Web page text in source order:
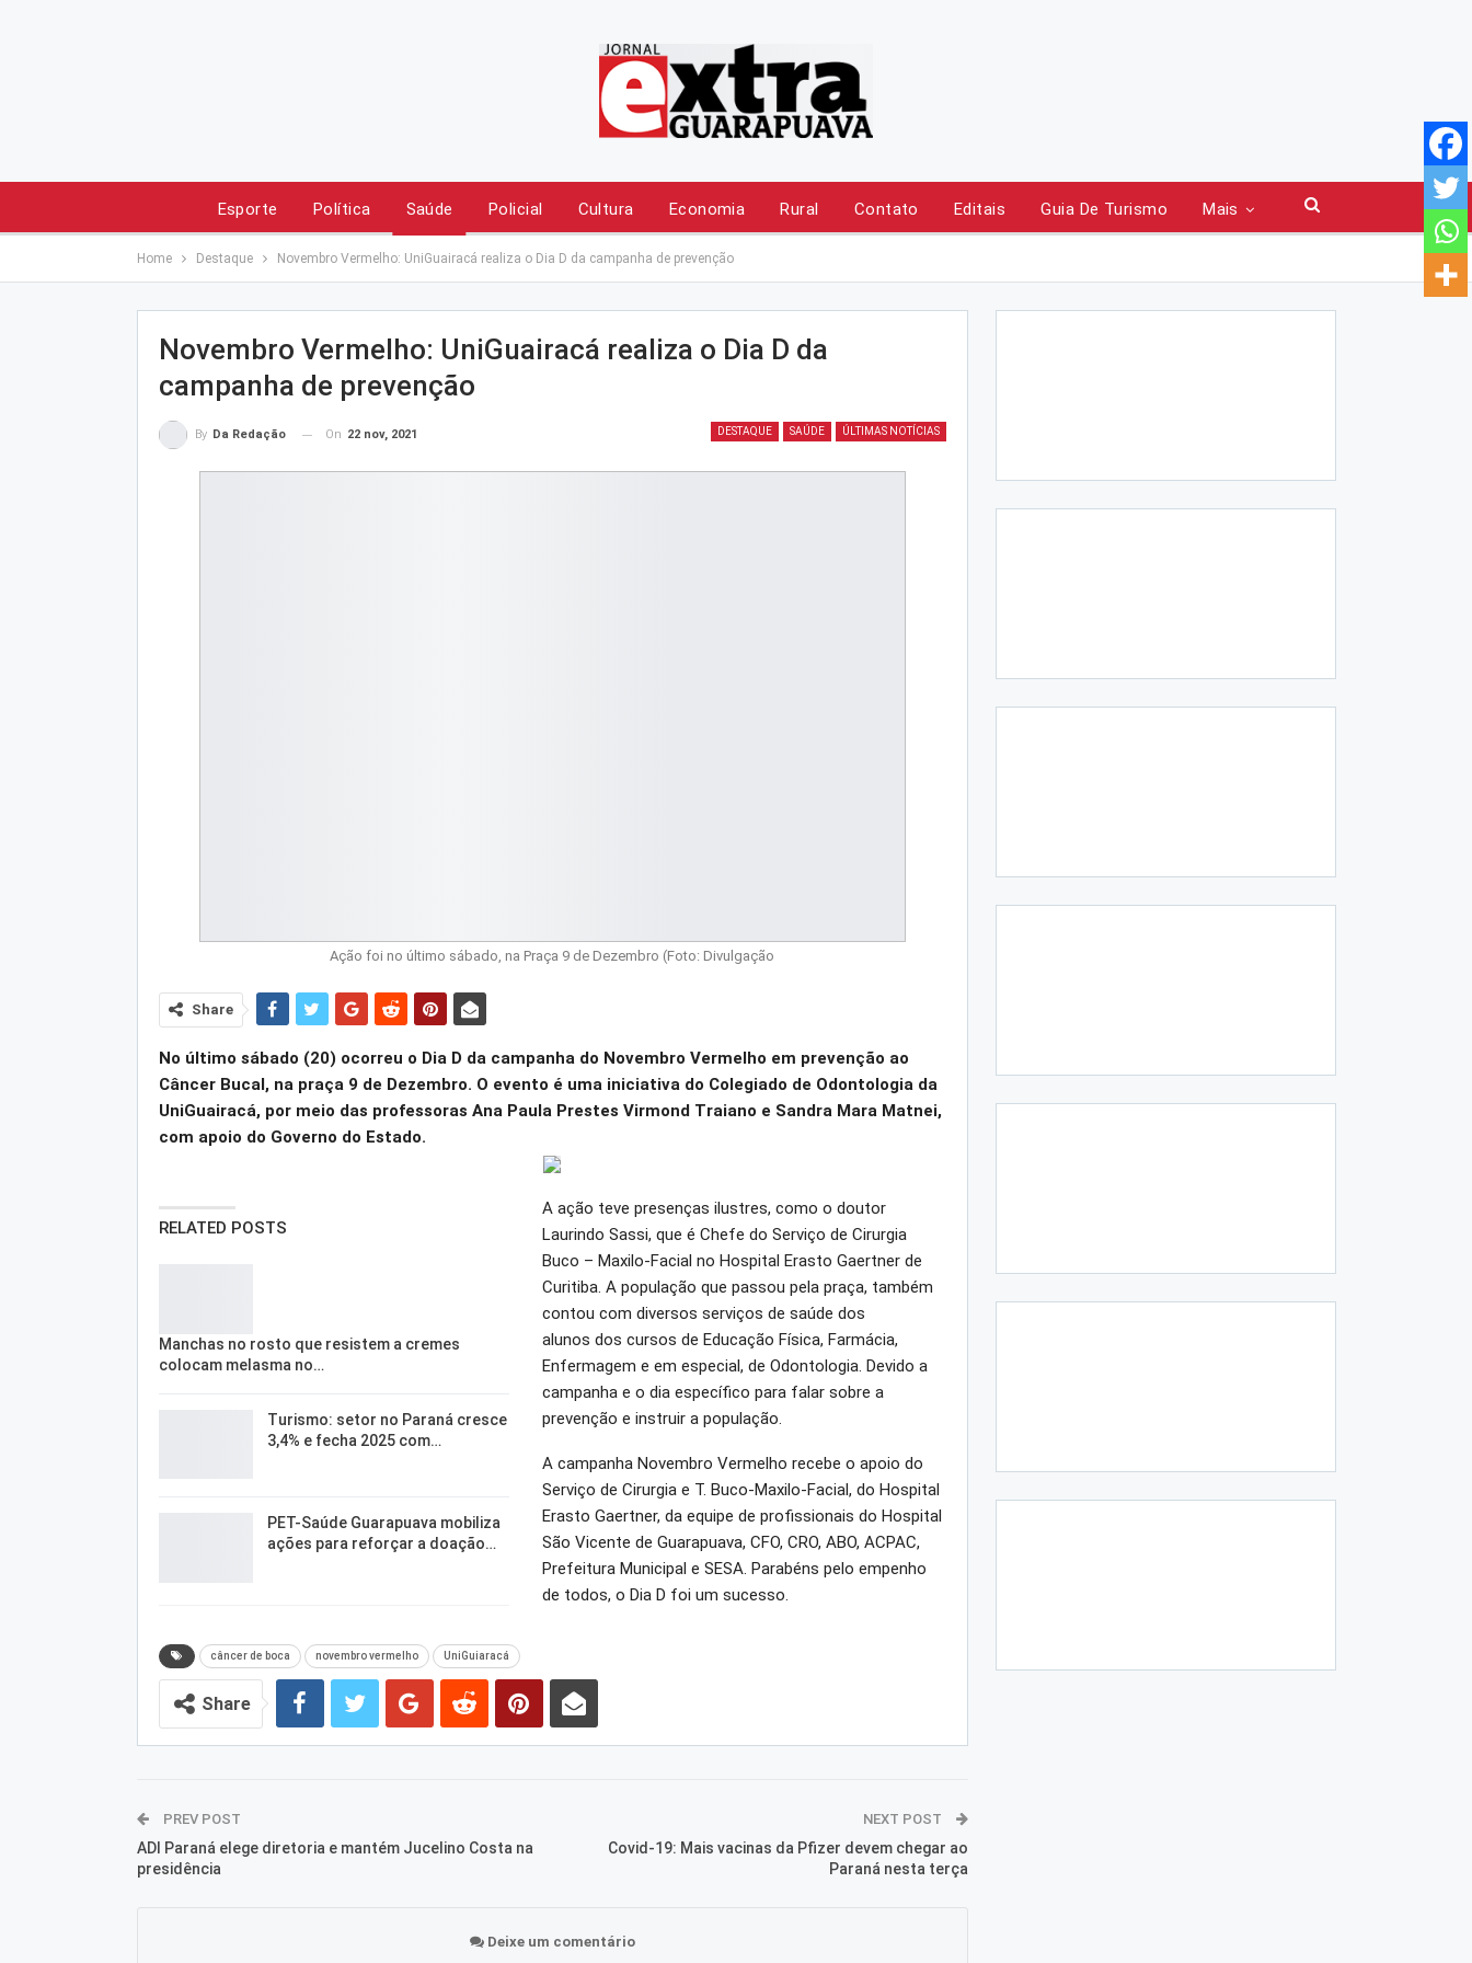
Esporte Política Saúde Policial Cultura Economia Rural Contato Editais Guia De Turismo Mais
Home Destaque Novembro Vermelho: UniGuairacá realiza o Dia D da campanha de prevenção
Novembro Vermelho: UniGuairacá realiza o Dia D da
campanha de prevenção
DESTAQUE SAÚDE ÚLTIMAS NOTÍCIAS
By Da Redação On 22 nov, 2021
Ação foi no último sábado, na Praça 9 de Dezembro (Foto: Divulgação
Share
No último sábado (20) ocorreu o Dia D da campanha do Novembro Vermelho em prevenção ao
Câncer Bucal, na praça 9 de Dezembro. O evento é uma iniciativa do Colegiado de Odontologia da
UniGuairacá, por meio das professoras Ana Paula Prestes Virmond Traiano e Sandra Mara Matnei,
com apoio do Governo do Estado.
RELATED POSTS
Manchas no rosto que resistem a cremes
colocam melasma no…
Turismo: setor no Paraná cresce
3,4% e fecha 2025 com…
PET-Saúde Guarapuava mobiliza
ações para reforçar a doação…
A ação teve presenças ilustres, como o doutor
Laurindo Sassi, que é Chefe do Serviço de Cirurgia
Buco – Maxilo-Facial no Hospital Erasto Gaertner de
Curitiba. A população que passou pela praça, também
contou com diversos serviços de saúde dos
alunos dos cursos de Educação Física, Farmácia,
Enfermagem e em especial, de Odontologia. Devido a
campanha e o dia específico para falar sobre a
prevenção e instruir a população.
A campanha Novembro Vermelho recebe o apoio do
Serviço de Cirurgia e T. Buco-Maxilo-Facial, do Hospital
Erasto Gaertner, da equipe de profissionais do Hospital
São Vicente de Guarapuava, CFO, CRO, ABO, ACPAC,
Prefeitura Municipal e SESA. Parabéns pelo empenho
de todos, o Dia D foi um sucesso.
câncer de boca novembro vermelho UniGuiaracá
Share
PREV POST
ADI Paraná elege diretoria e mantém Jucelino Costa na
presidência
NEXT POST
Covid-19: Mais vacinas da Pfizer devem chegar ao
Paraná nesta terça
Deixe um comentário